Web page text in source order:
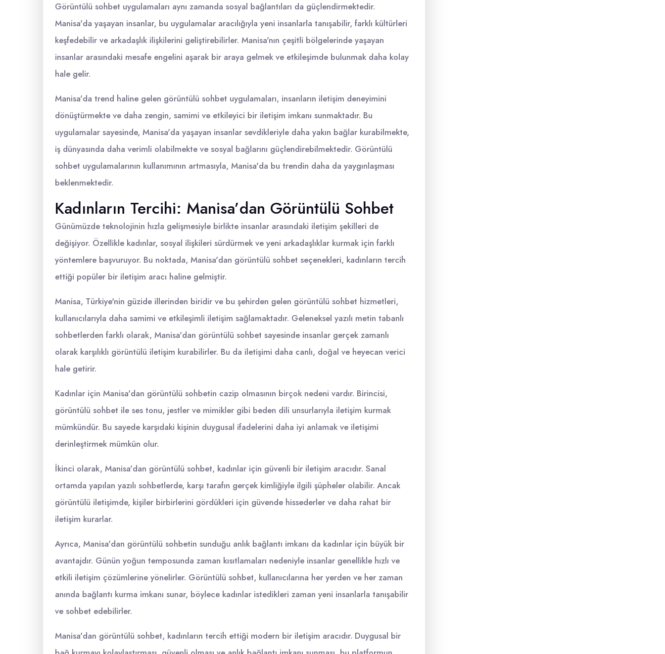
Görüntülü sohbet uygulamaları aynı zamanda sosyal bağlantıları da güçlendirmektedir.
Manisa'da yaşayan insanlar, bu uygulamalar aracılığıyla yeni insanlarla tanışabilir, farklı kültürleri
keşfedebilir ve arkadaşlık ilişkilerini geliştirebilirler. Manisa'nın çeşitli bölgelerinde yaşayan
insanlar arasındaki mesafe engelini aşarak bir araya gelmek ve etkileşimde bulunmak daha kolay
hale gelir.
Manisa'da trend haline gelen görüntülü sohbet uygulamaları, insanların iletişim deneyimini
dönüştürmekte ve daha zengin, samimi ve etkileyici bir iletişim imkanı sunmaktadır. Bu
uygulamalar sayesinde, Manisa'da yaşayan insanlar sevdikleriyle daha yakın bağlar kurabilmekte,
iş dünyasında daha verimli olabilmekte ve sosyal bağlarını güçlendirebilmektedir. Görüntülü
sohbet uygulamalarının kullanımının artmasıyla, Manisa'da bu trendin daha da yaygınlaşması
beklenmektedir.
Kadınların Tercihi: Manisa’dan Görüntülü Sohbet
Günümüzde teknolojinin hızla gelişmesiyle birlikte insanlar arasındaki iletişim şekilleri de
değişiyor. Özellikle kadınlar, sosyal ilişkileri sürdürmek ve yeni arkadaşlıklar kurmak için farklı
yöntemlere başvuruyor. Bu noktada, Manisa'dan görüntülü sohbet seçenekleri, kadınların tercih
ettiği popüler bir iletişim aracı haline gelmiştir.
Manisa, Türkiye'nin güzide illerinden biridir ve bu şehirden gelen görüntülü sohbet hizmetleri,
kullanıcılarıyla daha samimi ve etkileşimli iletişim sağlamaktadır. Geleneksel yazılı metin tabanlı
sohbetlerden farklı olarak, Manisa'dan görüntülü sohbet sayesinde insanlar gerçek zamanlı
olarak karşılıklı görüntülü iletişim kurabilirler. Bu da iletişimi daha canlı, doğal ve heyecan verici
hale getirir.
Kadınlar için Manisa'dan görüntülü sohbetin cazip olmasının birçok nedeni vardır. Birincisi,
görüntülü sohbet ile ses tonu, jestler ve mimikler gibi beden dili unsurlarıyla iletişim kurmak
mümkündür. Bu sayede karşıdaki kişinin duygusal ifadelerini daha iyi anlamak ve iletişimi
derinleştirmek mümkün olur.
İkinci olarak, Manisa'dan görüntülü sohbet, kadınlar için güvenli bir iletişim aracıdır. Sanal
ortamda yapılan yazılı sohbetlerde, karşı tarafın gerçek kimliğiyle ilgili şüpheler olabilir. Ancak
görüntülü iletişimde, kişiler birbirlerini gördükleri için güvende hissederler ve daha rahat bir
iletişim kurarlar.
Ayrıca, Manisa'dan görüntülü sohbetin sunduğu anlık bağlantı imkanı da kadınlar için büyük bir
avantajdır. Günün yoğun temposunda zaman kısıtlamaları nedeniyle insanlar genellikle hızlı ve
etkili iletişim çözümlerine yönelirler. Görüntülü sohbet, kullanıcılarına her yerden ve her zaman
anında bağlantı kurma imkanı sunar, böylece kadınlar istedikleri zaman yeni insanlarla tanışabilir
ve sohbet edebilirler.
Manisa'dan görüntülü sohbet, kadınların tercih ettiği modern bir iletişim aracıdır. Duygusal bir